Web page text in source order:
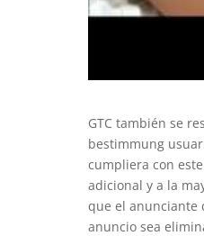
GTC también se
bestimmung
cumpliera con
adicional y a la
que el anunciante
anuncio sea